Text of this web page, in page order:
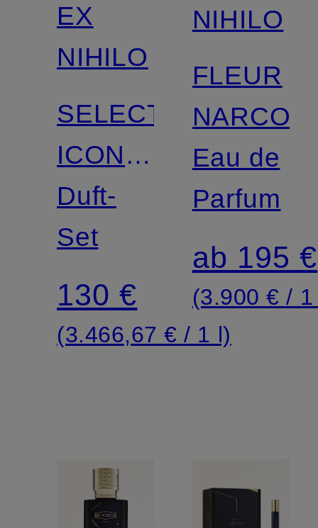
EX
NIHILO
SELECTION
ICONIQUE
TRAVEL
SET
Duft-
Set
130 €
(3.466,67 € / 1 l)
NIHILO
FLEUR
Eau de
Parfum
ab 195 €
(3.900 € /